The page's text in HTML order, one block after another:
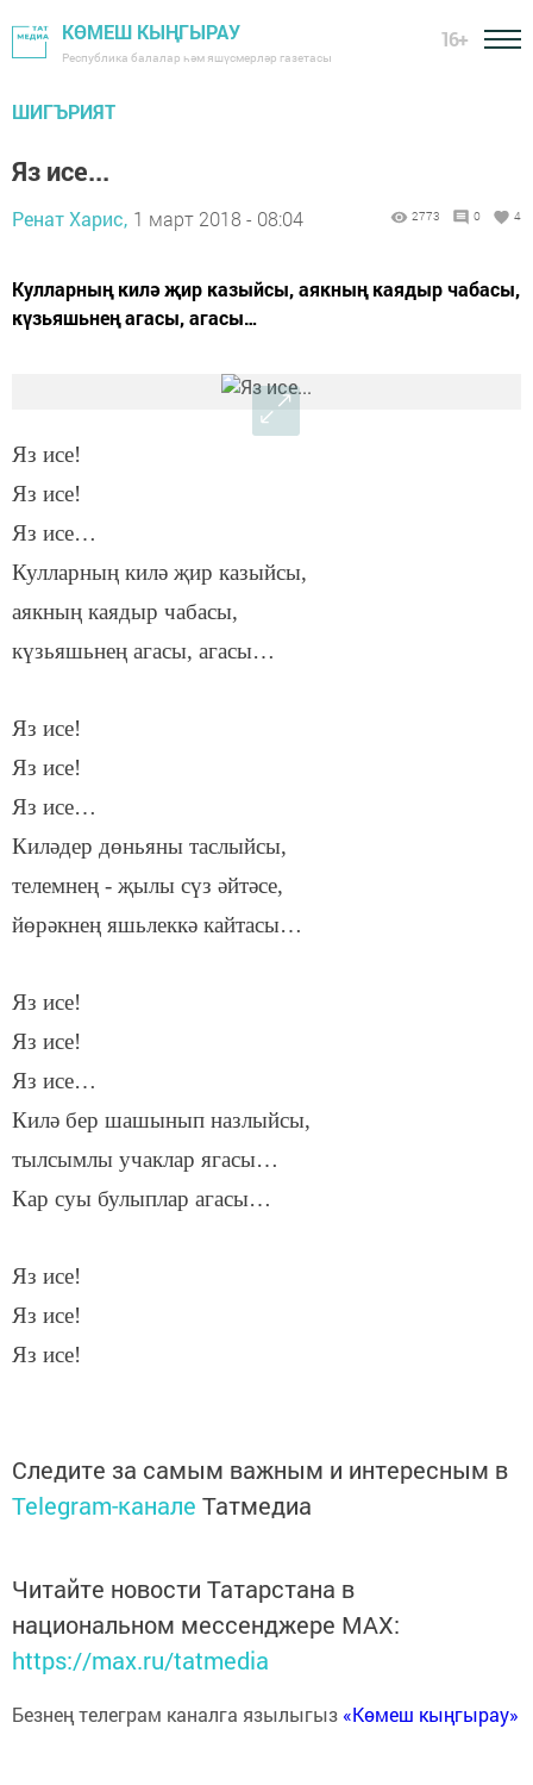
КӨМЕШ КЫҢГЫРАУ
Республика балалар һәм яшүсмерләр газетасы
16+
ШИГЪРИЯТ
Яз исе...
Ренат Харис, 1 март 2018 - 08:04 2773 0 4
Кулларның килә җир казыйсы, аякның каядыр чабасы,
күзьяшьнең агасы, агасы…
Яз исе!
Яз исе!
Яз исе…
Кулларның килә җир казыйсы,
аякның каядыр чабасы,
күзьяшьнең агасы, агасы…
Яз исе!
Яз исе!
Яз исе…
Киләдер дөньяны таслыйсы,
телемнең - җылы сүз әйтәсе,
йөрәкнең яшьлеккә кайтасы…
Яз исе!
Яз исе!
Яз исе…
Килә бер шашынып назлыйсы,
тылсымлы учаклар ягасы…
Кар суы булыплар агасы…
Яз исе!
Яз исе!
Яз исе!
Следите за самым важным и интересным в
Telegram-канале Татмедиа
Читайте новости Татарстана в
национальном мессенджере MАХ:
https://max.ru/tatmedia
Безнең телеграм каналга язылыгыз «Көмеш кыңгырау»